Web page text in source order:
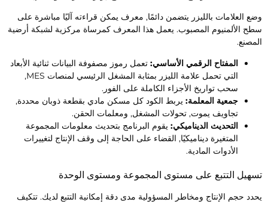
العلامات بالليزر يتضمن دائمًا, معرف يمكن قراءته آليًا مباشرة على
الألمنيوم المصبوب. يعمل هذا المعرف كمرساة مركزية لشبكة أرضية
المفتاح الرقمي الأساسي:تعمل رموز مصفوفة البيانات ثنائية الأبعاد
التي تحمل علامة الليزر بمثابة المشغل الرئيسي لمنصات MES,
سحب تواريخ الأجزاء الكاملة على الفور.
جمعية المعلمة:يربط الكود كل مسكن مادي بقطعة ذوبان محددة,
تجاويف يموت, تحولات المشغل, ومعلمات الحقن.
التحديث الديناميكي:يقوم البرنامج بتحديث معلومات المجموعة
المتغيرة ديناميكيًا, القضاء على الحاجة إلى وقف الإنتاج لتغييرات
الأدوات المادية.
التتبع على مستوى المجموعة ومستوى الوحدة
حجم الإنتاج ومخاطر المسؤولية مدى دقة إمكانية التتبع لديك. تتكيف